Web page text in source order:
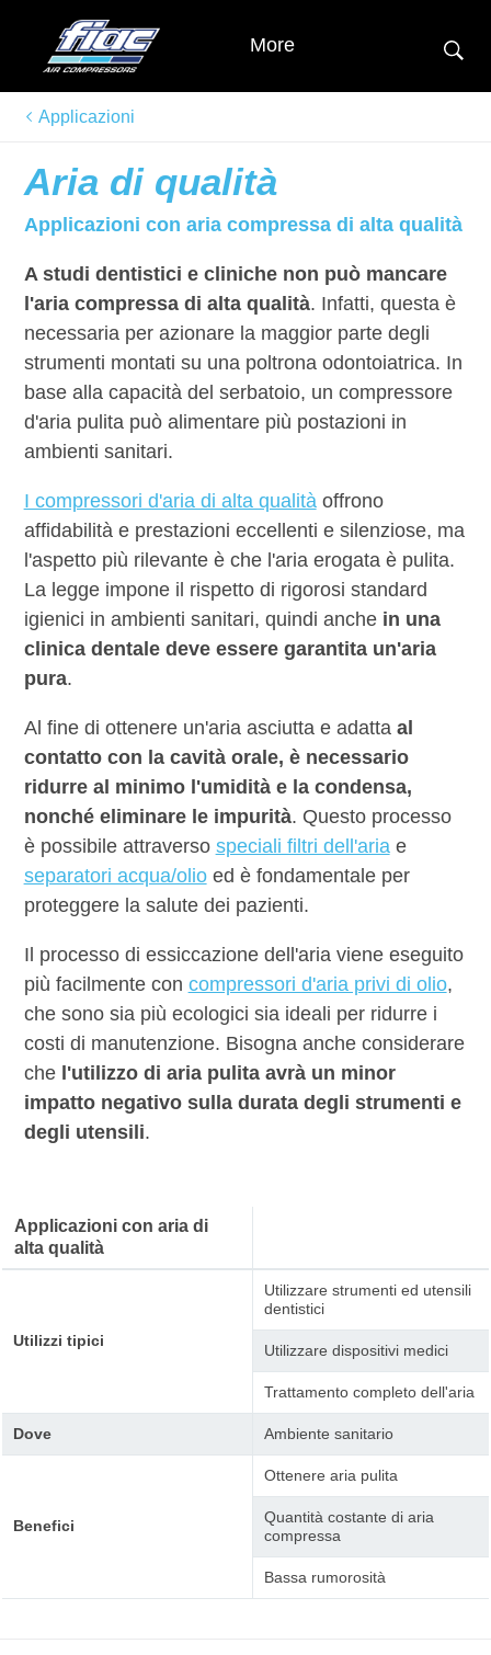
More
Applicazioni
Aria di qualità
Applicazioni con aria compressa di alta qualità
A studi dentistici e cliniche non può mancare
l'aria compressa di alta qualità. Infatti, questa è
necessaria per azionare la maggior parte degli
strumenti montati su una poltrona odontoiatrica. In
base alla capacità del serbatoio, un compressore
d'aria pulita può alimentare più postazioni in
ambienti sanitari.
I compressori d'aria di alta qualitàoffrono
affidabilità e prestazioni eccellenti e silenziose, ma
l'aspetto più rilevante è che l'aria erogata è pulita.
La legge impone il rispetto di rigorosi standard
igienici in ambienti sanitari, quindi anche in una
clinica dentale deve essere garantita un'aria
pura.
Al fine di ottenere un'aria asciutta e adatta al
contatto con la cavità orale, è necessario
ridurre al minimo l'umidità e la condensa,
nonché eliminare le impurità. Questo processo
è possibile attraverso speciali filtri dell'ariae
separatori acqua/olioed è fondamentale per
proteggere la salute dei pazienti.
Il processo di essiccazione dell'aria viene eseguito
più facilmente con compressori d'aria privi di olio,
che sono sia più ecologici sia ideali per ridurre i
costi di manutenzione. Bisogna anche considerare
che l'utilizzo di aria pulita avrà un minor
impatto negativo sulla durata degli strumenti e
degli utensili.
Applicazioni con aria di
alta qualità
Utilizzi tipici
Utilizzare strumenti ed utensili
dentistici
Utilizzare dispositivi medici
Trattamento completo dell'aria
Dove Ambiente sanitario
Benefici
Ottenere aria pulita
Quantità costante di aria
compressa
Bassa rumorosità